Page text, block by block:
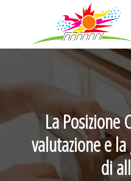
La Posizione
valutazione e
di